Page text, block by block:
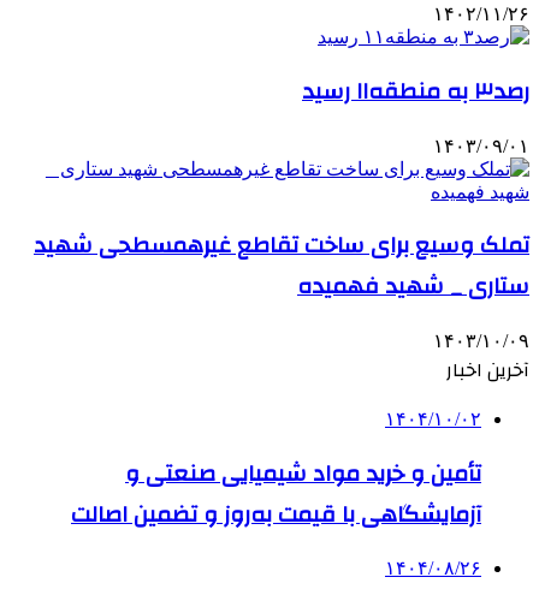
۱۴۰۲/۱۱/۲۶
رصد۳ به منطقه۱۱ رسید
۱۴۰۳/۰۹/۰۱
تملک وسیع برای ساخت تقاطع غیرهمسطحی شهید
ستاری _ شهید فهمیده
۱۴۰۳/۱۰/۰۹
آخرین اخبار
۱۴۰۴/۱۰/۰۲
تأمین و خرید مواد شیمیایی صنعتی و
آزمایشگاهی با قیمت به‌روز و تضمین اصالت
۱۴۰۴/۰۸/۲۶